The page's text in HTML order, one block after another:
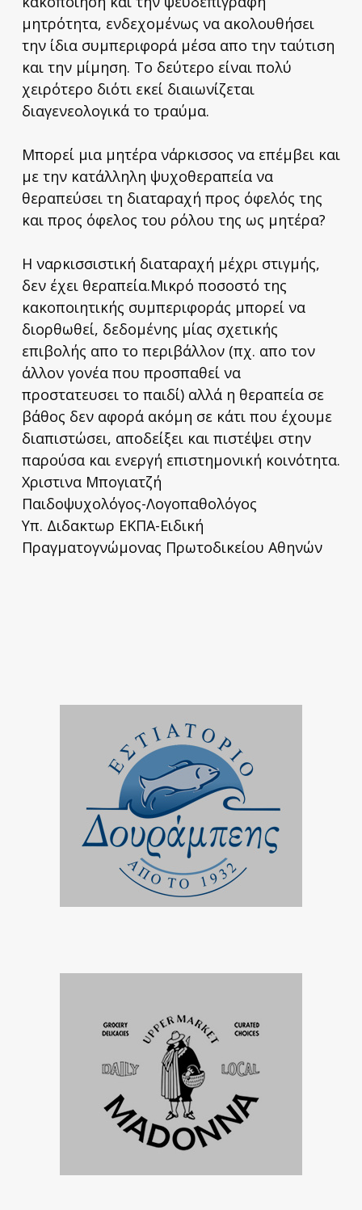
μητρότητα, ενδεχομένως να ακολουθήσει
την ίδια συμπεριφορά μέσα απο την ταύτιση
και την μίμηση. Το δεύτερο είναι πολύ
χειρότερο διότι εκεί διαιωνίζεται
διαγενεολογικά το τραύμα.
Μπορεί μια μητέρα νάρκισσος να επέμβει και
με την κατάλληλη ψυχοθεραπεία να
θεραπεύσει τη διαταραχή προς όφελός της
και προς όφελος του ρόλου της ως μητέρα?
Η ναρκισσιστική διαταραχή μέχρι στιγμής,
δεν έχει θεραπεία.Μικρό ποσοστό της
κακοποιητικής συμπεριφοράς μπορεί να
διορθωθεί, δεδομένης μίας σχετικής
επιβολής απο το περιβάλλον (πχ. απο τον
άλλον γονέα που προσπαθεί να
προστατευσει το παιδί) αλλά η θεραπεία σε
βάθος δεν αφορά ακόμη σε κάτι που έχουμε
διαπιστώσει, αποδείξει και πιστέψει στην
παρούσα και ενεργή επιστημονική κοινότητα.
Χριστινα Μπογιατζή
Παιδοψυχολόγος-Λογοπαθολόγος
Υπ. Διδακτωρ ΕΚΠΑ-Ειδική
Πραγματογνώμονας Πρωτοδικείου Αθηνών